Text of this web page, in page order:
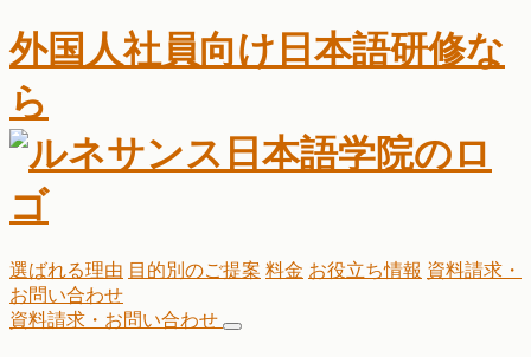
外国人社員向け日本語研修な
ら
選ばれる理由 目的別のご提案 料金 お役立ち情報 資料請求・
お問い合わせ
資料請求・お問い合わせ